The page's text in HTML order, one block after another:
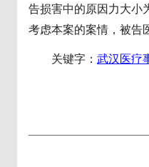
告损害中的原因力大小
考虑本案的案情，被告
关键字： 武汉医疗